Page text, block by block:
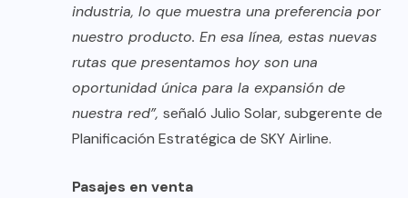
industria, lo que muestra una preferencia por
nuestro producto. En esa línea, estas nuevas
rutas que presentamos hoy son una
oportunidad única para la expansión de
nuestra red”, señaló Julio Solar, subgerente de
Planificación Estratégica de SKY Airline.
Pasajes en venta